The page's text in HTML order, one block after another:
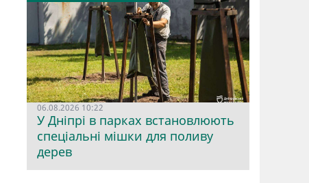
06.08.2026 10:22
У Дніпрі в парках встановлюють
спеціальні мішки для поливу
дерев